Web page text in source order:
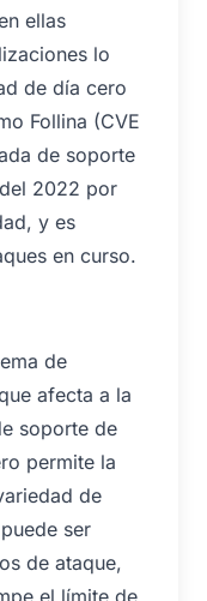
ellas
lo
de día cero
Follina (CVE
de soporte
2022 por
y es
en curso.
de
afecta a la
soporte de
permite la
de
ser
de ataque,
el límite de